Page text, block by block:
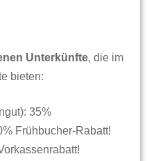
Unterkünfte, die im
bieten:
35%
Frühbucher-Rabatt!